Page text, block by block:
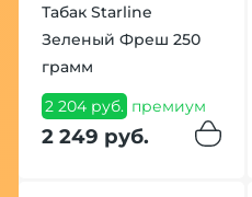
Табак Starline
Зеленый Фреш 250
грамм
2 204 руб. премиум
2 249 руб.